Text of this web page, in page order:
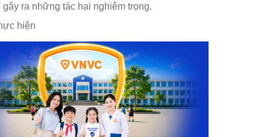
ra những tác hại nghiêm trọng.
hiện